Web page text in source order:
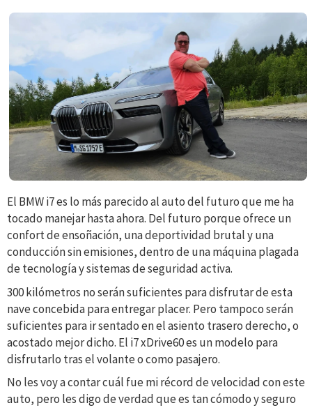
El BMW i7 es lo más parecido al auto del futuro que me ha
tocado manejar hasta ahora. Del futuro porque ofrece un
confort de ensoñación, una deportividad brutal y una
conducción sin emisiones, dentro de una máquina plagada
de tecnología y sistemas de seguridad activa.
300 kilómetros no serán suficientes para disfrutar de esta
nave concebida para entregar placer. Pero tampoco serán
suficientes para ir sentado en el asiento trasero derecho, o
acostado mejor dicho. El i7 xDrive60 es un modelo para
disfrutarlo tras el volante o como pasajero.
No les voy a contar cuál fue mi récord de velocidad con este
auto, pero les digo de verdad que es tan cómodo y seguro